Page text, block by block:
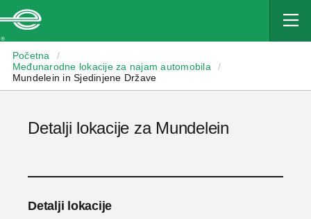
Početna
/
Međunarodne lokacije za najam automobila
/
Mundelein in Sjedinjene Države
Detalji lokacije za Mundelein
Detalji lokacije